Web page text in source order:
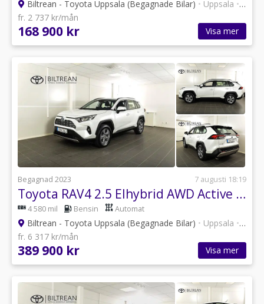
Biltrean - Toyota Uppsala (Begagnade Bilar) • Uppsala •101
fr. 2 737 kr/mån
168 900 kr Visa mer
Begagnad 2023 7 augusti 18:19
Toyota RAV4 2.5 Elhybrid AWD Active Komfortpaket Drag Backkamera
4 580 mil Bensin Automat
Biltrean - Toyota Uppsala (Begagnade Bilar) • Uppsala •101
fr. 6 317 kr/mån
389 900 kr Visa mer